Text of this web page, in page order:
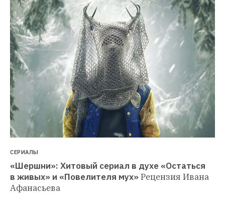
СЕРИАЛЫ
«Шершни»: Хитовый сериал в духе «Остаться
в живых» и «Повелителя мух» Рецензия Ивана
Афанасьева